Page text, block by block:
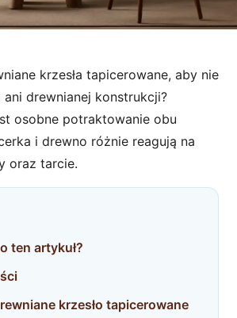
krzesła tapicerowane, aby nie
drewnianej konstrukcji?
osobne potraktowanie obu
i drewno różnie reagują na
oraz tarcie.
ten artykuł?
krzesło tapicerowane